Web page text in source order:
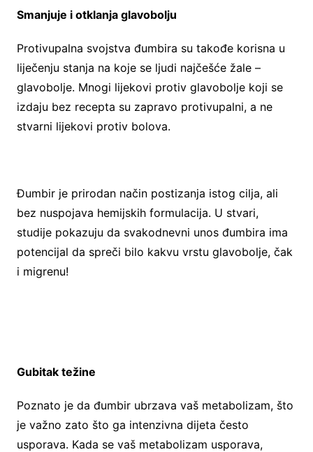
Smanjuje i otklanja glavobolju
Protivupalna svojstva đumbira su takođe korisna u
liječenju stanja na koje se ljudi najčešće žale –
glavobolje. Mnogi lijekovi protiv glavobolje koji se
izdaju bez recepta su zapravo protivupalni, a ne
stvarni lijekovi protiv bolova.
Đumbir je prirodan način postizanja istog cilja, ali
bez nuspojava hemijskih formulacija. U stvari,
studije pokazuju da svakodnevni unos đumbira ima
potencijal da spreči bilo kakvu vrstu glavobolje, čak
i migrenu!
Gubitak težine
Poznato je da đumbir ubrzava vaš metabolizam, što
je važno zato što ga intenzivna dijeta često
usporava. Kada se vaš metabolizam usporava,